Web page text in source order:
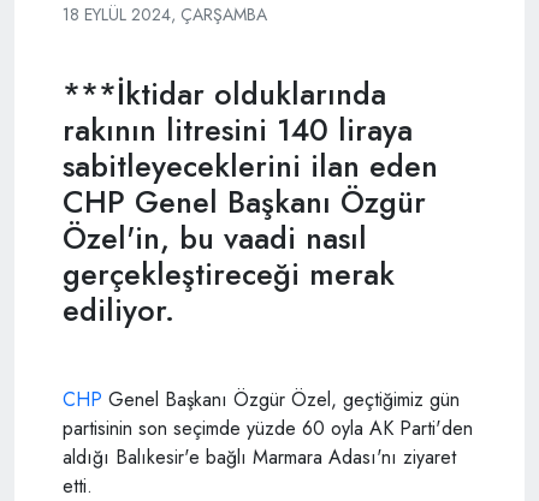
18 EYLÜL 2024, ÇARŞAMBA
***İktidar olduklarında
rakının litresini 140 liraya
sabitleyeceklerini ilan eden
CHP Genel Başkanı Özgür
Özel'in, bu vaadi nasıl
gerçekleştireceği merak
ediliyor.
CHP Genel Başkanı Özgür Özel, geçtiğimiz gün
partisinin son seçimde yüzde 60 oyla AK Parti'den
aldığı Balıkesir'e bağlı Marmara Adası'nı ziyaret
etti.